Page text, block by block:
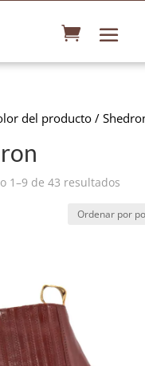
del producto /
1–9 de 43 resultados